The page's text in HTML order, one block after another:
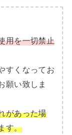
用を一切禁止
すくなってお
願い致しま
があった場
す。